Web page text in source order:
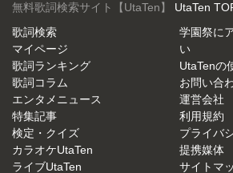
無料歌詞検索サイト【UtaTen】 UtaTen
歌詞検索
マイページ
歌詞ランキング
歌詞コラム
エンタメニュース
特集記事
検定・クイズ
カラオケUtaTen
ライブUtaTen
学園祭に
い
UtaTenの
お問い合
運営会社
利用規約
プライバ
提携媒体
サイトマ